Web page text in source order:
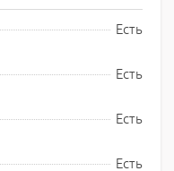
Есть
Есть
Есть
Есть